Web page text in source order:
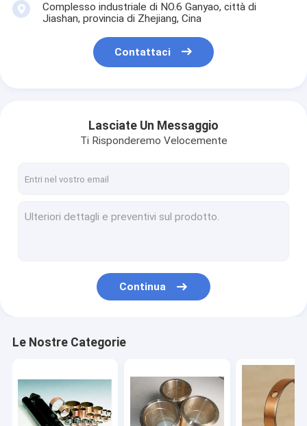
Complesso industriale di NO.6 Ganyao, città di
Jiashan, provincia di Zhejiang, Cina
Contattaci
Lasciate Un Messaggio
Ti Risponderemo Velocemente
Continua
Le Nostre Categorie